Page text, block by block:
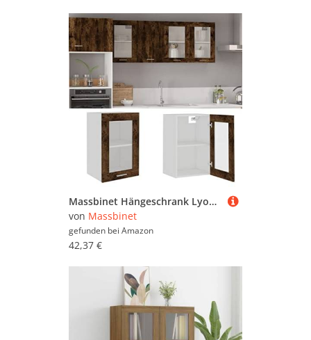
Massbinet Hängeschrank Lyon Glas Räuchereiche 40x31x60 cm Holzwerkstoff Moderner Stil Anti-Kipp-Design Holz für Mehrzweckschrank Vorratsschrank für Küche, Wohnzimmer, Esszimmer
von Massbinet
gefunden bei Amazon
42,37 €